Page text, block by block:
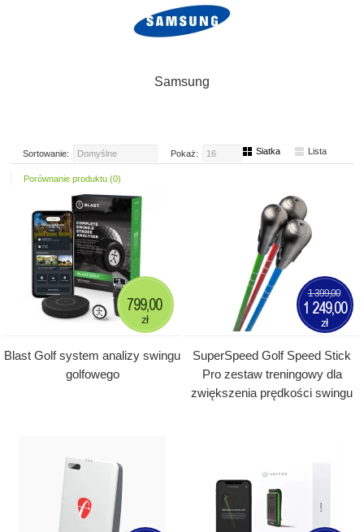
Samsung
Sortowanie: Domyślne Pokaż: 16 Siatka Lista
Porównanie produktu (0)
Blast Golf system analizy swingu
golfowego
799,00
zł
SuperSpeed Golf Speed Stick
Pro zestaw treningowy dla
zwiększenia prędkości swingu
1 399,00
1 249,00
zł